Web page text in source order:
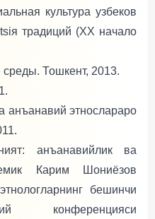
культура узбеков
традиций (ХХ начало
Тошкент, 2013.
анъанавий этнослараро
анъанавийлик ва
Карим Шониёзов
бешинчи
конференцияси